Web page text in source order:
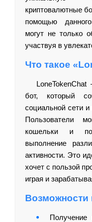
криптовалютные
помощью
могут не только
участвуя в
Что такое
бот, который
социальной сети
Пользователи
кошельки и
выполнение
активности. Это
хочет с пользой
играя и
Возможности
Получение